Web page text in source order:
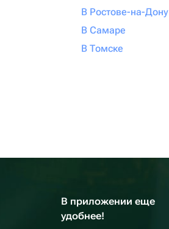
В Ростове-на-Дону
В Самаре
В Томске
В приложении еще
удобнее!